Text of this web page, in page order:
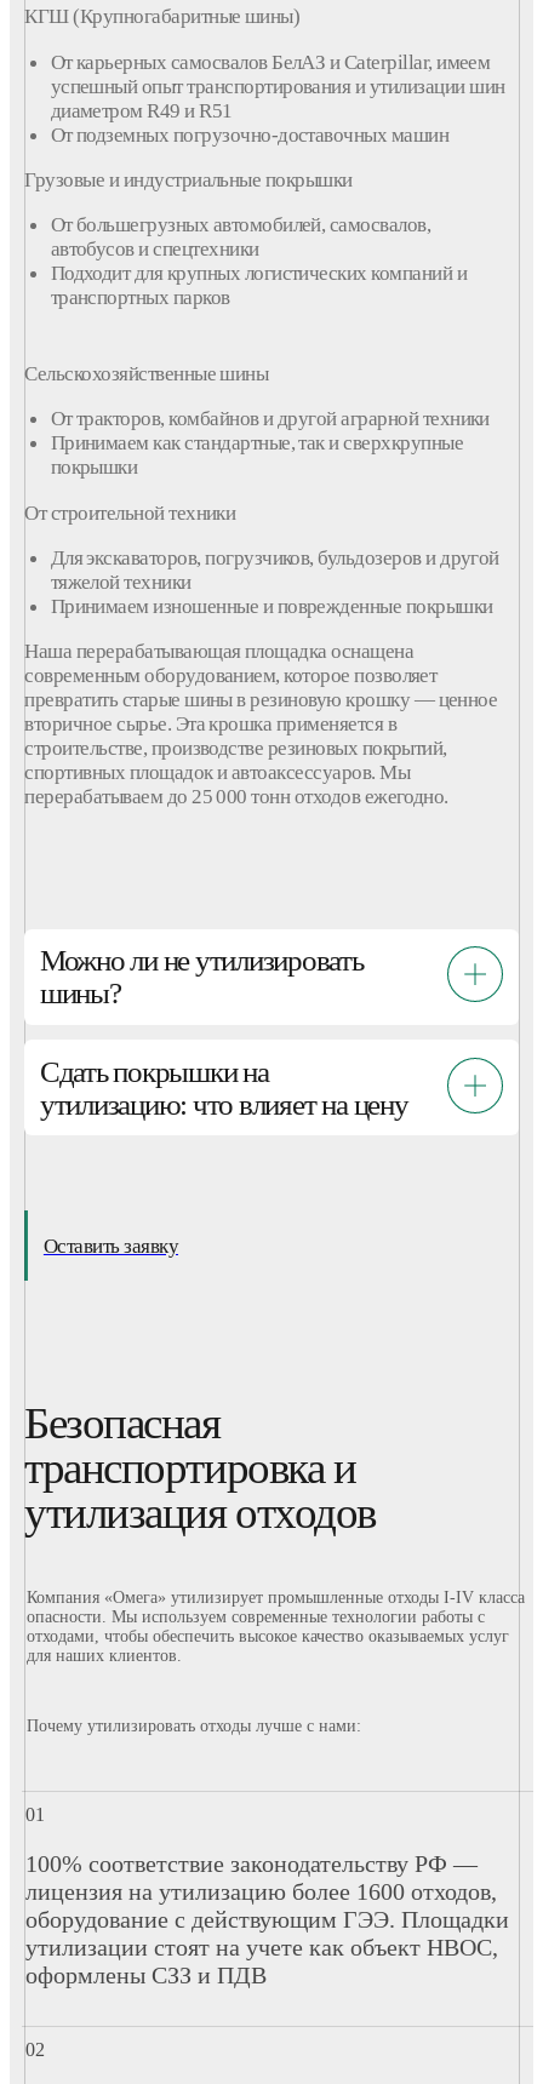
КГШ (Крупногабаритные шины)
От карьерных самосвалов БелАЗ и Caterpillar, имеем
успешный опыт транспортирования и утилизации шин
диаметром R49 и R51
От подземных погрузочно-доставочных машин
Грузовые и индустриальные покрышки
От большегрузных автомобилей, самосвалов,
автобусов и спецтехники
Подходит для крупных логистическихкомпанийи
транспортных парков
Сельскохозяйственныешины
От тракторов, комбайнов и другой аграрной техники
Принимаем как стандартные, так и сверхкрупные
покрышки
От строительной техники
Для экскаваторов, погрузчиков, бульдозеров и другой
тяжелой техники
Принимаемизношенные и поврежденные покрышки
Наша перерабатывающая площадка оснащена
современным оборудованием, которое позволяет
превратитьстарые шиныв резиновуюкрошку— ценное
вторичное сырье. Этакрошка применяется в
строительстве, производстве резиновых покрытий,
спортивных площадок и автоаксессуаров. Мы
перерабатываем до 25 000 тоннотходовежегодно.
Можно ли не утилизировать
шины?
Сдать покрышки на
утилизацию: что влияет на цену
Оставить заявку
Безопасная
транспортировка и
утилизация отходов
Компания «Омега» утилизирует промышленные отходы I-IV класса
опасности. Мы используем современные технологии работы с
отходами, чтобы обеспечить высокое качество оказываемых услуг
для наших клиентов.
Почему утилизировать отходы лучше с нами:
100% соответствие законодательству РФ —
лицензия на утилизацию более 1600 отходов,
оборудование с действующим ГЭЭ. Площадки
утилизации стоят на учете как объект НВОС,
оформлены СЗЗ и ПДВ